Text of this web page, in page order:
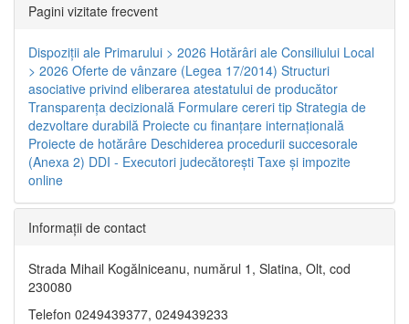
Pagini vizitate frecvent
Dispoziţii ale Primarului > 2026 Hotărâri ale Consiliului Local
> 2026 Oferte de vânzare (Legea 17/2014) Structuri
asociative privind eliberarea atestatului de producător
Transparenţa decizională Formulare cereri tip Strategia de
dezvoltare durabilă Proiecte cu finanţare internaţională
Proiecte de hotărâre Deschiderea procedurii succesorale
(Anexa 2) DDI - Executori judecătorești Taxe şi impozite
online
Informaţii de contact
Strada Mihail Kogălniceanu, numărul 1, Slatina, Olt, cod
230080
Telefon 0249439377, 0249439233